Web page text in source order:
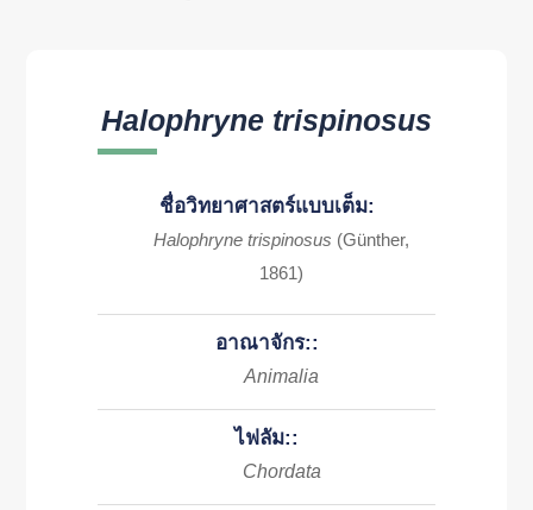
Halophryne trispinosus
ชื่อวิทยาศาสตร์แบบเต็ม:
Halophryne trispinosus (Günther,
1861)
อาณาจักร::
Animalia
ไฟลัม::
Chordata